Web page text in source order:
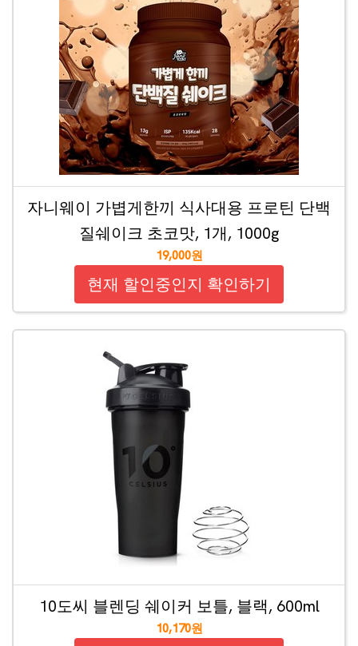
자니웨이 가볍게한끼 식사대용 프로틴 단백
질쉐이크 초코맛, 1개, 1000g
19,000원
현재 할인중인지 확인하기
10도씨 블렌딩 쉐이커 보틀, 블랙, 600ml
10,170원